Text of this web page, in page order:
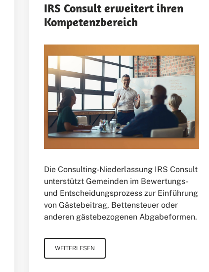
IRS Consult erweitert ihren
Kompetenzbereich
Die Consulting-Niederlassung IRS Consult
unterstützt Gemeinden im Bewertungs-
und Entscheidungsprozess zur Einführung
von Gästebeitrag, Bettensteuer oder
anderen gästebezogenen Abgabeformen.
WEITERLESEN